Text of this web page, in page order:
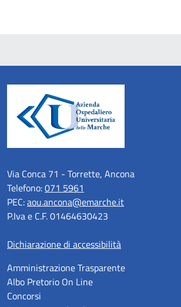
Via Conca 71 - Torrette, Ancona
Telefono:071 5961
PEC:aou.ancona@emarche.it
P.Iva e C.F. 01464630423
Dichiarazione di accessibilità
Amministrazione Trasparente
Albo Pretorio On Line
Concorsi